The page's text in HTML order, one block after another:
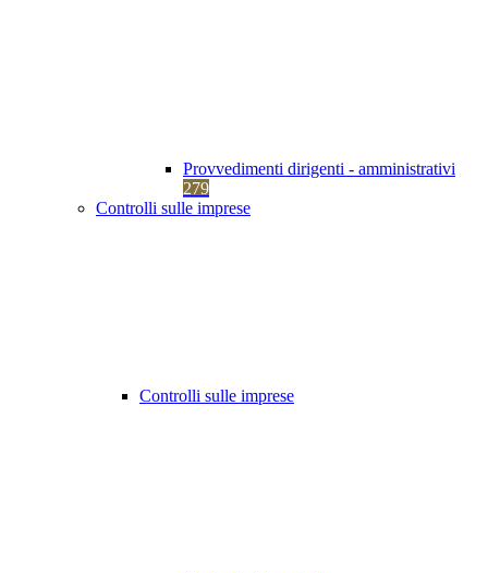
Provvedimenti dirigenti - amministrativi
279
Controlli sulle imprese
Controlli sulle imprese